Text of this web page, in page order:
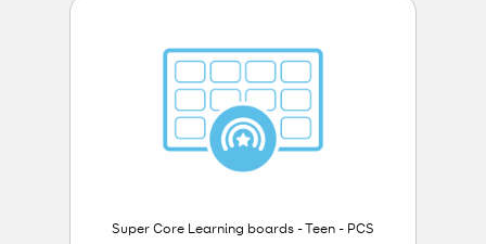
Super Core Learning boards - Teen - PCS